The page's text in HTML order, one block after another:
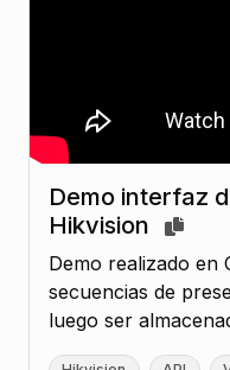
Demo interfaz
Hikvision
Demo realizado
secuencias de
luego ser